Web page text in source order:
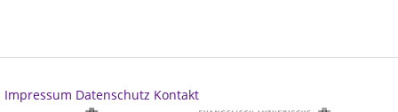
Impressum Datenschutz Kontakt